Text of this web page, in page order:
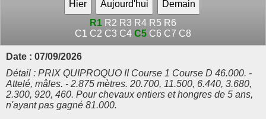
R1 R2 R3 R4 R5 R6
C1 C2 C3 C4 C5 C6 C7 C8
Date : 07/09/2026
Détail : PRIX QUIPROQUO II Course 1 Course D 46.000. -
Attelé, mâles. - 2.875 mètres. 20.700, 11.500, 6.440, 3.680,
2.300, 920, 460. Pour chevaux entiers et hongres de 5 ans,
n'ayant pas gagné 81.000.